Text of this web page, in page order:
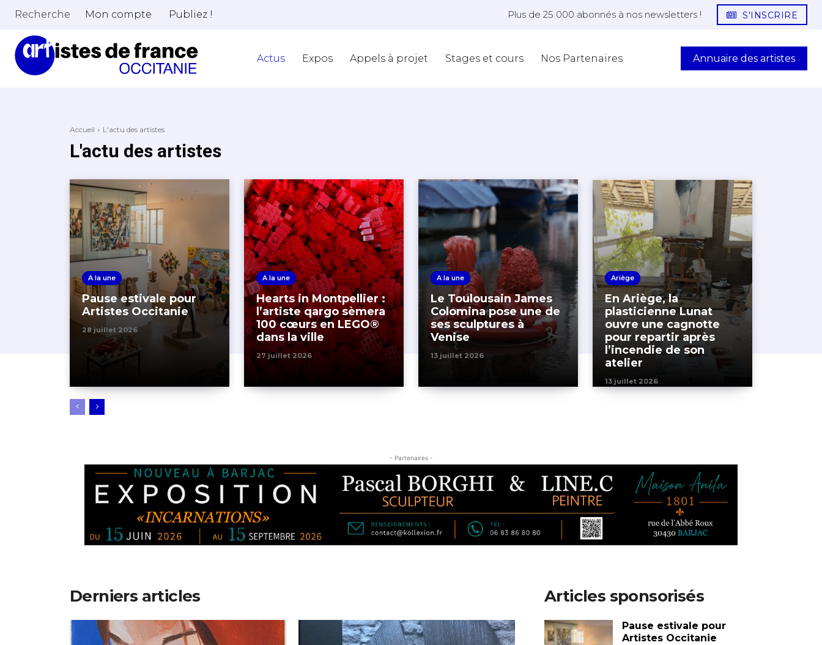
Recherche Mon compte Publiez ! Plus de 25 000 abonnés à nos newsletters ! S'INSCRIRE
Actus Expos Appels à projet Stages et cours Nos Partenaires Annuaire des artistes
Accueil L'actu des artistes
L'actu des artistes
A la une
Pause estivale pour
Artistes Occitanie
28 juillet 2026
A la une
Hearts in Montpellier :
l’artiste qargo sèmera
100 cœurs en LEGO®
dans la ville
27 juillet 2026
A la une
Le Toulousain James
Colomina pose une de
ses sculptures à
Venise
13 juillet 2026
Ariège
En Ariège, la
plasticienne Lunat
ouvre une cagnotte
pour repartir après
l’incendie de son
atelier
13 juillet 2026
- Partenaires -
Derniers articles Articles sponsorisés
Pause estivale pour
Artistes Occitanie